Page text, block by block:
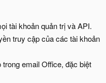
tài khoản quản trị và API.
truy cập của các tài khoản
email Office, đặc biệt